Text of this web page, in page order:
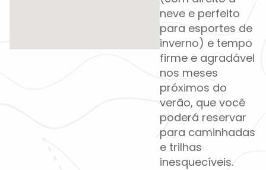
neve e perfeito
para esportes de
inverno) e tempo
firme e agradável
nos meses
próximos do
verão, que você
poderá reservar
para caminhadas
e trilhas
inesquecíveis.